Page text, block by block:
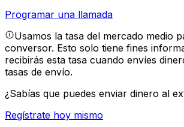
Programar una llamada
Usamos la tasa del mercado medio
conversor. Esto solo tiene fines
recibirás esta tasa cuando envíes
tasas de envío.
¿Sabías que puedes enviar dinero al
Regístrate hoy mismo